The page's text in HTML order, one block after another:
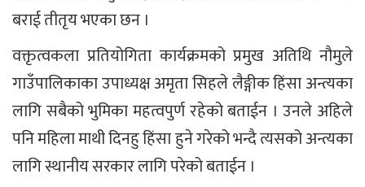
बराई तीतृय भएका छन ।
वक्तृत्वकला प्रतियोगिता कार्यक्रमको प्रमुख अतिथि नौमुले
गाउँपालिकाका उपाध्यक्ष अमृता सिहले लैङ्गीक हिंसा अन्त्यका
लागि सबैको भुमिका महत्वपुर्ण रहेको बताईन । उनले अहिले
पनि महिला माथी दिनहु हिंसा हुने गरेको भन्दै त्यसको अन्त्यका
लागि स्थानीय सरकार लागि परेको बताईन ।